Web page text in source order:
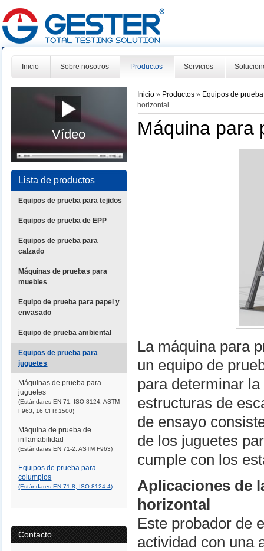
Inicio Sobre nosotros Productos Servicios
Vídeo
Lista de productos
Equipos de prueba para tejidos
Equipos de prueba de EPP
Equipos de prueba para
calzado
Máquinas de pruebas para
muebles
Equipo de prueba para papel y
envasado
Equipo de prueba ambiental
Equipos de prueba para
juguetes
Máquinas de prueba para
juguetes
(Estándares EN 71, ISO 8124, ASTM
F963, 16 CFR 1500)
Máquina de prueba de
inflamabilidad
(Estándares EN 71-2, ASTM F963)
Equipos de prueba para
columpios
(Estándares EN 71-8, ISO 8124-4)
Contacto
Inicio » Productos» Equipos de
horizontal
Máquina para
La máquina para
un equipo de
para determinar
estructuras de
de ensayo
de los juguetes
cumple con los
Aplicaciones de
horizontal
Este probador de
actividad con una